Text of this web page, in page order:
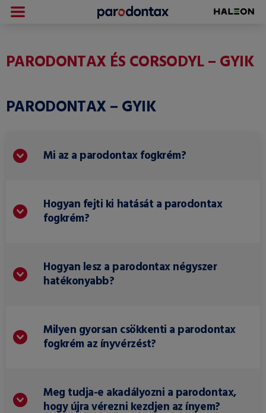
PARODONTAX ÉS CORSODYL – GYIK
PARODONTAX – GYIK
Mi az a parodontax fogkrém?
Hogyan fejti ki hatását a parodontax
fogkrém?
Hogyan lesz a parodontax négyszer
hatékonyabb?
Milyen gyorsan csökkenti a parodontax
fogkrém az ínyvérzést?
Meg tudja-e akadályozni a parodontax,
hogy újra vérezni kezdjen az ínyem?